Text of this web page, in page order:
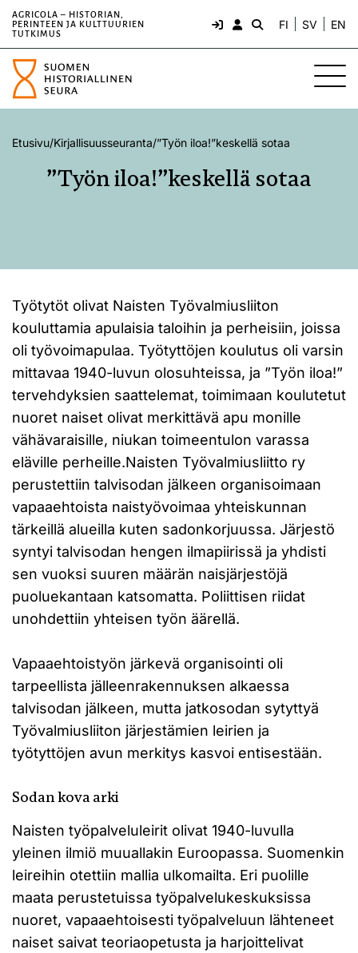
AGRICOLA – HISTORIAN,
PERINTEEN JA KULTTUURIEN
TUTKIMUS
FI SV EN
Etusivu/Kirjallisuusseuranta/”Työn iloa!”keskellä sotaa
”Työn iloa!”keskellä sotaa
Työtytöt olivat Naisten Työvalmiusliiton
kouluttamia apulaisia taloihin ja perheisiin, joissa
oli työvoimapulaa. Työtyttöjen koulutus oli varsin
mittavaa 1940-luvun olosuhteissa, ja ”Työn iloa!”
tervehdyksien saattelemat, toimimaan koulutetut
nuoret naiset olivat merkittävä apu monille
vähävaraisille, niukan toimeentulon varassa
eläville perheille.Naisten Työvalmiusliitto ry
perustettiin talvisodan jälkeen organisoimaan
vapaaehtoista naistyövoimaa yhteiskunnan
tärkeillä alueilla kuten sadonkorjuussa. Järjestö
syntyi talvisodan hengen ilmapiirissä ja yhdisti
sen vuoksi suuren määrän naisjärjestöjä
puoluekantaan katsomatta. Poliittisen riidat
unohdettiin yhteisen työn äärellä.
Vapaaehtoistyön järkevä organisointi oli
tarpeellista jälleenrakennuksen alkaessa
talvisodan jälkeen, mutta jatkosodan sytyttyä
Työvalmiusliiton järjestämien leirien ja
työtyttöjen avun merkitys kasvoi entisestään.
Sodan kova arki
Naisten työpalveluleirit olivat 1940-luvulla
yleinen ilmiö muuallakin Euroopassa. Suomenkin
leireihin otettiin mallia ulkomailta. Eri puolille
maata perustetuissa työpalvelukeskuksissa
nuoret, vapaaehtoisesti työpalveluun lähteneet
naiset saivat teoriaopetusta ja harjoittelivat